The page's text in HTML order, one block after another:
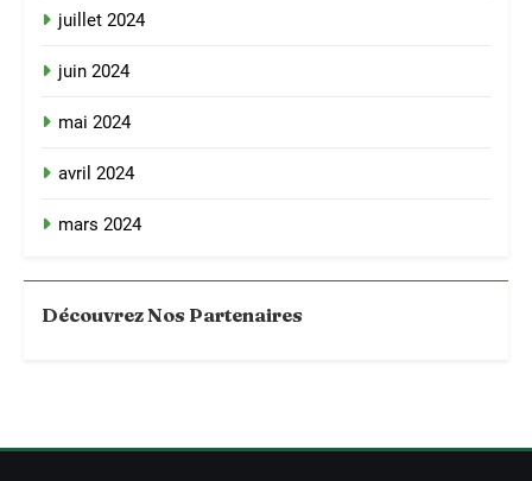
juillet 2024
juin 2024
mai 2024
avril 2024
mars 2024
Découvrez Nos Partenaires